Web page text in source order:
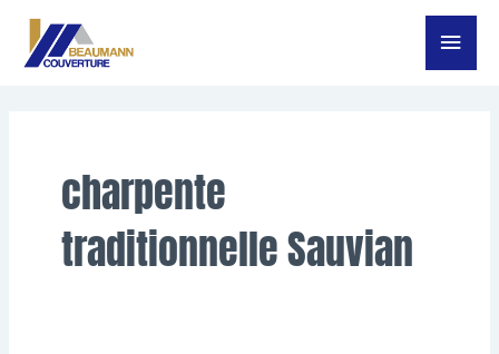
Aller
Menu
charpente
traditionnelle Sauvian